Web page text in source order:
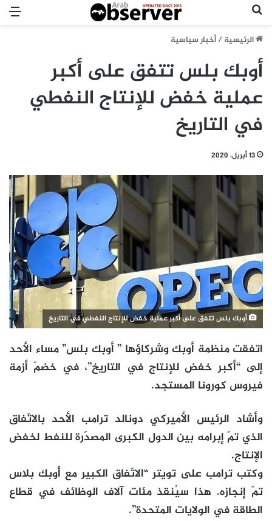
الرئيسية/أخبار سياسية
أوبك بلس تتفق على أكبر
عملية خفض للإنتاج النفطي
في التاريخ
13 أبريل، 2020
أوبك بلس تتفق على أكبر عملية خفض للإنتاج النفطي في التاريخ
اتفقت منظمة أوبك وشركاؤها ” أوبك بلس” مساء الأحد
إلى “أكبر خفض للإنتاج في التاريخ”، في خضمّ أزمة
فيروس كورونا المستجد.
وأشاد الرئيس الأميركي دونالد ترامب الأحد بالاتّفاق
الذي تمّ إبرامه بين الدول الكبرى المصدّرة للنفط لخفض
الإنتاج.
وكتب ترامب على تويتر “الاتّفاق الكبير مع أوبك بلاس
تمّ إنجازه. هذا سيُنقذ مئات آلاف الوظائف في قطاع
الطاقة في الولايات المتحدة”.